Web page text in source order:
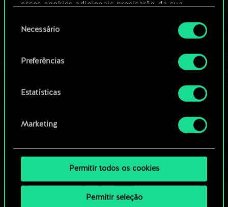
esses cookies adicionais precisarão da sua
Você encontrará todos os detalhes sobre o uso
de cookies e poderá ajustar as suas preferências
no menu "Configurações" abaixo.
deNecessário
Preferências
Estatísticas
Marketing
Permitir todos os cookies
Permitir seleção
Navegue pelos baralhos da